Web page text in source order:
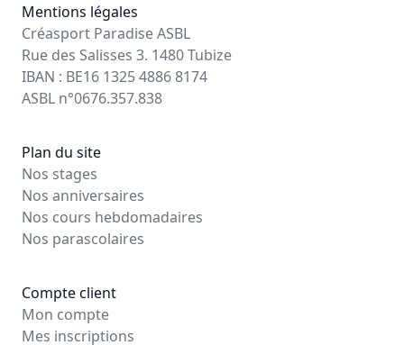
Mentions légales
Créasport Paradise ASBL
Rue des Salisses 3. 1480 Tubize
IBAN : BE16 1325 4886 8174
ASBL n°0676.357.838
Plan du site
Nos stages
Nos anniversaires
Nos cours hebdomadaires
Nos parascolaires
Compte client
Mon compte
Mes inscriptions